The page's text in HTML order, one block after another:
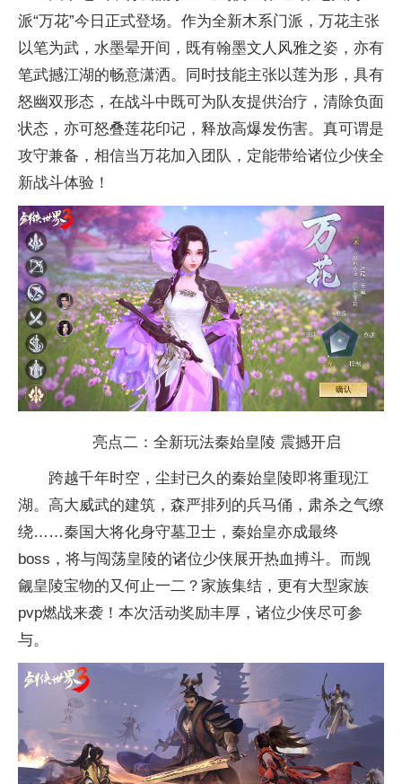
派“万花”今日正式登场。作为全新木系门派，万花主张
以笔为武，水墨晕开间，既有翰墨文人风雅之姿，亦有
笔武撼江湖的畅意潇洒。同时技能主张以莲为形，具有
怒幽双形态，在战斗中既可为队友提供治疗，清除负面
状态，亦可怒叠莲花印记，释放高爆发伤害。真可谓是
攻守兼备，相信当万花加入团队，定能带给诸位少侠全
新战斗体验！
亮点二：全新玩法秦始皇陵 震撼开启
跨越千年时空，尘封已久的秦始皇陵即将重现江
湖。高大威武的建筑，森严排列的兵马俑，肃杀之气缭
绕……秦国大将化身守墓卫士，秦始皇亦成最终
boss，将与闯荡皇陵的诸位少侠展开热血搏斗。而觊
觎皇陵宝物的又何止一二？家族集结，更有大型家族
pvp燃战来袭！本次活动奖励丰厚，诸位少侠尽可参
与。